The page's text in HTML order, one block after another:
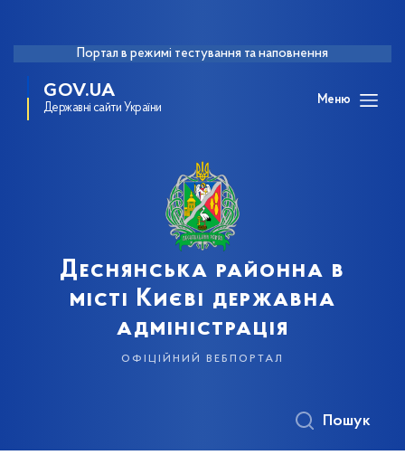
Портал в режимі тестування та наповнення
GOV.UA
Державні сайти України
Меню
Деснянська районна в
місті Києві державна
адміністрація
офіційний вебпортал
Пошук